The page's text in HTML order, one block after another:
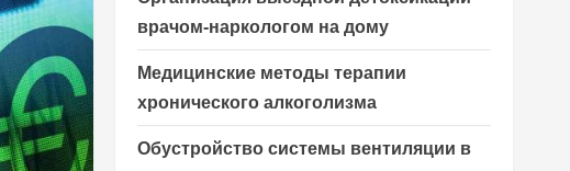
врачом-наркологом на дому
Медицинские методы терапии
хронического алкоголизма
Обустройство системы вентиляции в